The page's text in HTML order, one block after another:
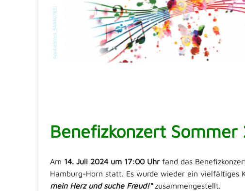
Benefizkonzert Sommer
Am 14. Juli 2024 um 17:00 Uhr fand das
Hamburg-Horn statt. Es wurde wieder ein vielfältiges
mein Herz und suche Freud!“zusammengestellt.